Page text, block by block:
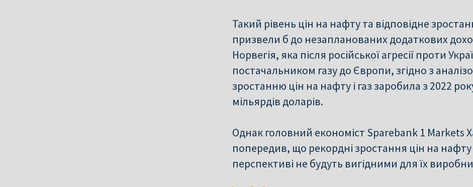
Такий рівень цін на нафту та відповідне
призвели б до незапланованих додаткових
Норвегія, яка після російської агресії проти
постачальником газу до Європи, згідно з
зростанню цін на нафту і газ заробила з 2022
мільярдів доларів.
Однак головний економіст Sparebank 1 Markets
попередив, що рекордні зростання цін на нафту